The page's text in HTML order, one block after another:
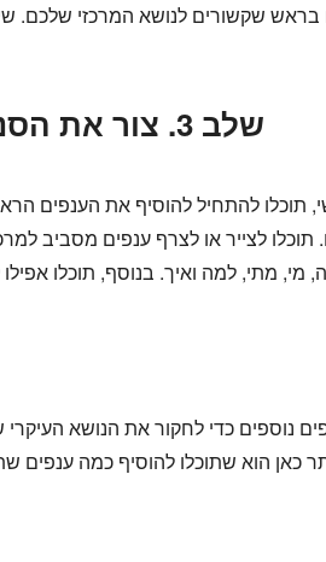
שקשורים לנושא המרכזי שלכם.
שלב 3. צור את הסניף הראשון (התאחדות ברמה הראשונה)
להתחיל להוסיף את הענפים
נוספים כדי לחקור את הנושא
כאן הוא שתוכלו להוסיף כמה ענפים